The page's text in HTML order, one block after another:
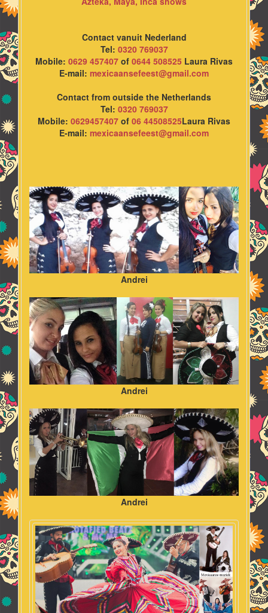
Contact vanuit Nederland
Tel: 0320 769037
Mobile: 0629 457407 of 0644 508525 Laura Rivas
E-mail: mexicaansefeest@gmail.com
Contact from outside the Netherlands
Tel: 0320 769037
Mobile: 0629457407 of 06 44508525Laura Rivas
E-mail: mexicaansefeest@gmail.com
Andrei
Andrei
Andrei